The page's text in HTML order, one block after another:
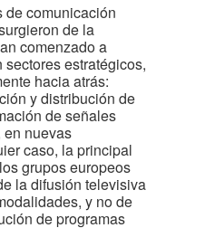
de comunicación
de la
comenzado a
estratégicos,
hacia atrás:
y distribución de
de señales
en nuevas
caso, la principal
grupos europeos
la difusión televisiva
y no de
de programas